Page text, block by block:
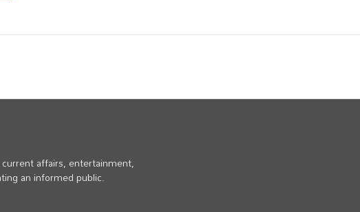
affairs, entertainment,
an informed public.